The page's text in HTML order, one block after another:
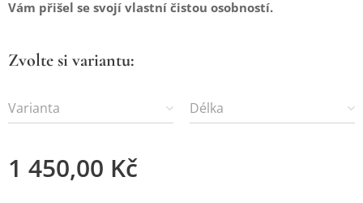
Vám přišel se svojí vlastní čistou osobností.
Zvolte si variantu:
Varianta Délka
1 450,00 Kč